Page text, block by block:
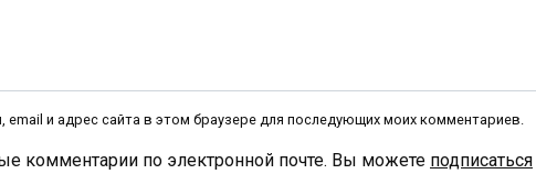
email и адрес сайта в этом браузере для последующих моих комментариев.
комментарии по электронной почте. Вы можете подписаться